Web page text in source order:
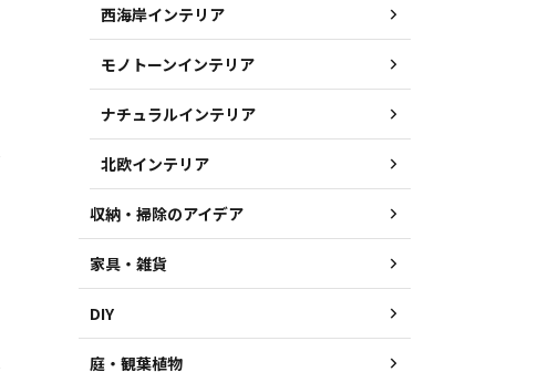
西海岸インテリア
モノトーンインテリア
ナチュラルインテリア
北欧インテリア
収納・掃除のアイデア
家具・雑貨
DIY
庭・観葉植物